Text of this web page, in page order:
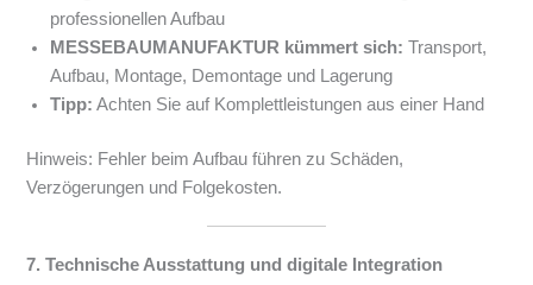
professionellen Aufbau
MESSEBAUMANUFAKTUR kümmert sich: Transport,
Aufbau, Montage, Demontage und Lagerung
Tipp: Achten Sie auf Komplettleistungen aus einer Hand
Hinweis: Fehler beim Aufbau führen zu Schäden,
Verzögerungen und Folgekosten.
7. Technische Ausstattung und digitale Integration